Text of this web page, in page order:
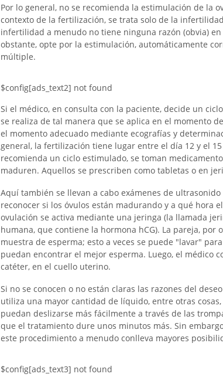
Por lo general, no se recomienda la estimulación de la
contexto de la fertilización, se trata solo de la
infertilidad a menudo no tiene ninguna razón (obvia)
obstante, opte por la estimulación, automáticamente
múltiple.
$config[ads_text2] not found
Si el médico, en consulta con la paciente, decide un
se realiza de tal manera que se aplica en el momento
el momento adecuado mediante ecografías y
general, la fertilización tiene lugar entre el día 12 y el
recomienda un ciclo estimulado, se toman
maduren. Aquellos se prescriben como tabletas o en
Aquí también se llevan a cabo exámenes de
reconocer si los óvulos están madurando y a qué hora
ovulación se activa mediante una jeringa (la llamada
humana, que contiene la hormona hCG). La pareja, por
muestra de esperma; esto a veces se puede "lavar"
puedan encontrar el mejor esperma. Luego, el médico
catéter, en el cuello uterino.
Si no se conocen o no están claras las razones del
utiliza una mayor cantidad de líquido, entre otras
puedan deslizarse más fácilmente a través de las
que el tratamiento dure unos minutos más. Sin
este procedimiento a menudo conlleva mayores
$config[ads_text3] not found